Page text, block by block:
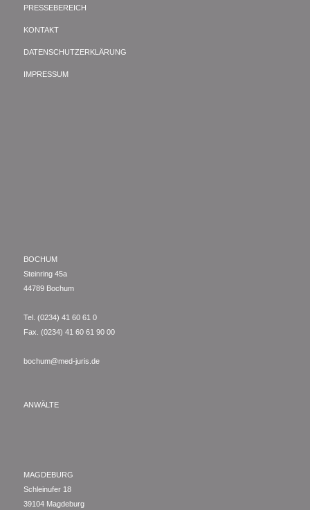
PRESSEBEREICH
KONTAKT
DATENSCHUTZERKLÄRUNG
IMPRESSUM
BOCHUM
Steinring 45a
44789 Bochum
Tel. (0234) 41 60 61 0
Fax. (0234) 41 60 61 90 00
bochum@med-juris.de
ANWÄLTE
MAGDEBURG
Schleinufer 18
39104 Magdeburg